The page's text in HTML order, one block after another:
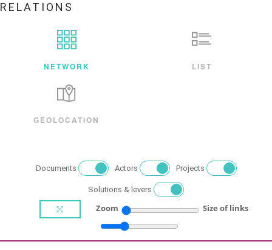
RELATIONS
NETWORK LIST
GEOLOCATION
Documents Actors Projects
Solutions & levers
Zoom Size of links